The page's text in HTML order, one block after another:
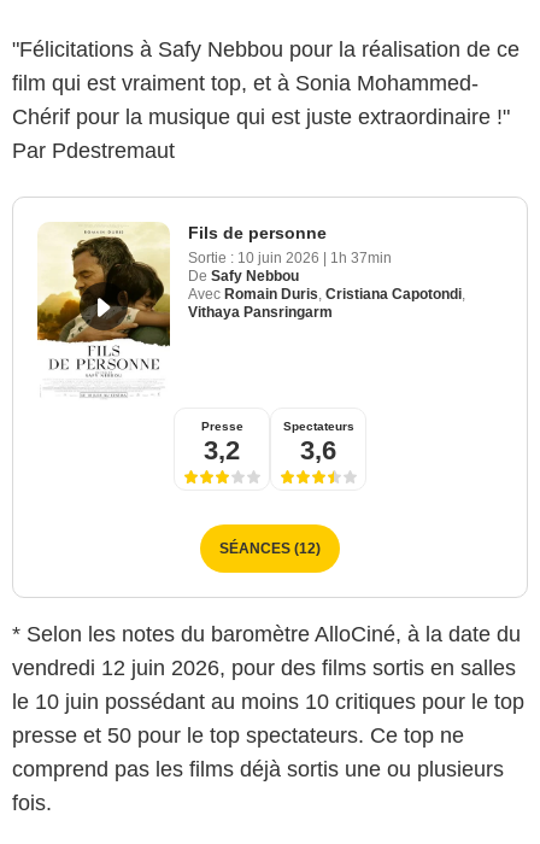
"Félicitations à Safy Nebbou pour la réalisation de ce
film qui est vraiment top, et à Sonia Mohammed-
Chérif pour la musique qui est juste extraordinaire !"
Par Pdestremaut
Fils de personne
Sortie : 10 juin 2026 | 1h 37min
De Safy Nebbou
Avec Romain Duris Cristiana Capotondi
Vithaya Pansringarm
Presse
3,2
Spectateurs
3,6
SÉANCES (12)
* Selon les notes du baromètre AlloCiné, à la date du
vendredi 12 juin 2026, pour des films sortis en salles
le 10 juin possédant au moins 10 critiques pour le top
presse et 50 pour le top spectateurs. Ce top ne
comprend pas les films déjà sortis une ou plusieurs
fois.